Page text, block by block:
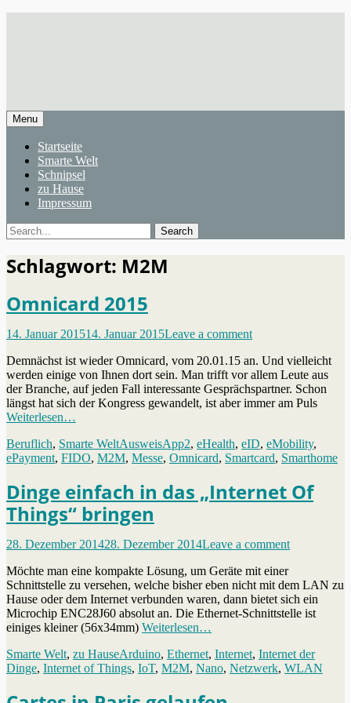
Menu
Primary
menu
Startseite
Smarte Welt
Schnipsel
zu Hause
Impressum
Search
Search
for:
Schlagwort: M2M
Omnicard 2015
Posted
14. Januar 201514. Januar 2015Leave a comment
Demnächst ist wieder Omnicard, vom 20.01.15 an. Und vielleicht
werden einige von Ihnen dort sein. Man trifft vor allem Leute aus
der Branche, auf jeden Fall interessante Gesprächspartner. Schon
längst hat sich der Kongress gewandelt, ist aber immer am Puls
Weiterlesen…
Categories
Beruflich, Smarte WeltTags
AusweisApp2, eHealth, eID, eMobility,
ePayment, FIDO, M2M, Messe, Omnicard, Smartcard, Smarthome
Dinge einfach in das „Internet Of
Things“ bringen
Posted
28. Dezember 201428. Dezember 2014Leave a comment
Möchte man eine kompakte Lösung, um Geräte mit einer
Schnittstelle zu versehen, welche bisher eben nicht mit dem LAN zu
Hause oder dem Internet verbunden waren, dann bietet sich ein
Microchip ENC28J60 absolut an. Die Ethernet-Schnittstelle ist
einiges kleiner (56x34mm) Weiterlesen…
Categories
Smarte Welt, zu HauseTags
Arduino, Ethernet, Internet, Internet der
Dinge, Internet of Things, IoT, M2M, Nano, Netzwerk, WLAN